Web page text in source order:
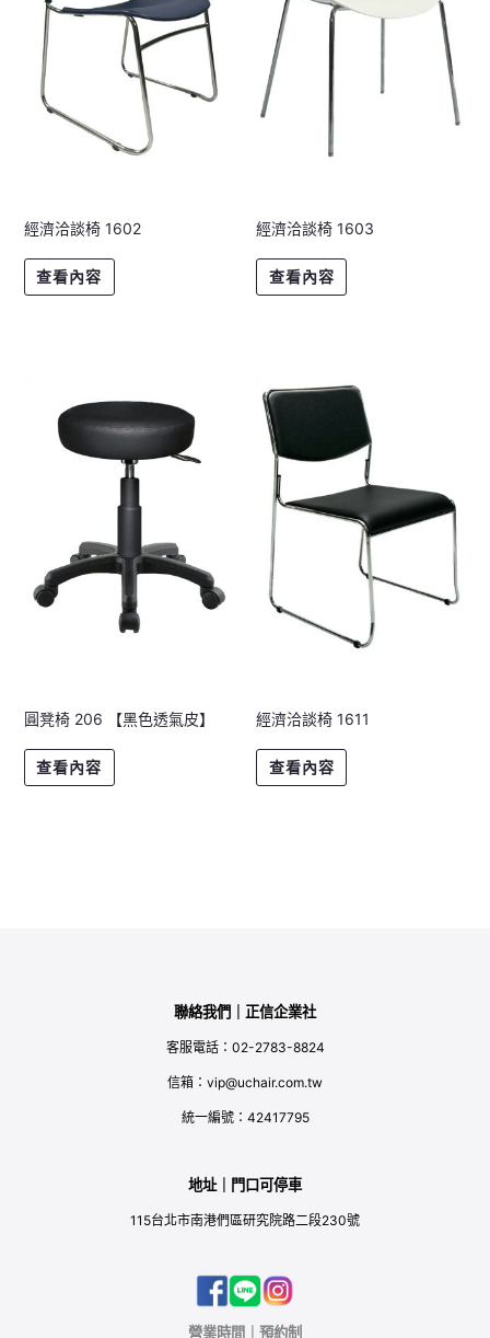
經濟洽談椅 1602
查看內容
經濟洽談椅 1603
查看內容
圓凳椅 206 【黑色透氣皮】
查看內容
經濟洽談椅 1611
查看內容
聯絡我們｜正信企業社
客服電話：02-2783-8824
信箱：vip@uchair.com.tw
統一編號：42417795
地址｜門口可停車
115台北市南港們區研究院路二段230號
營業時間｜預約制